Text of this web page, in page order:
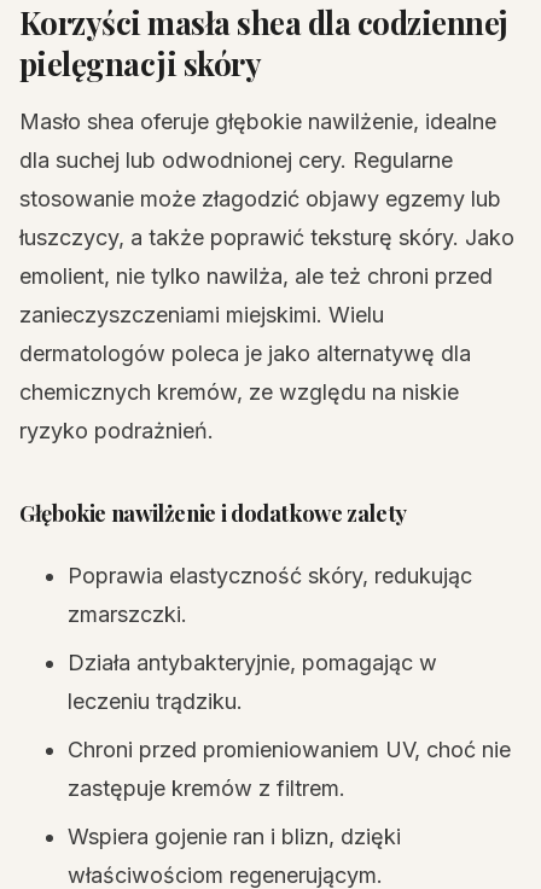
Korzyści masła shea dla codziennej
pielęgnacji skóry
Masło shea oferuje głębokie nawilżenie, idealne
dla suchej lub odwodnionej cery. Regularne
stosowanie może złagodzić objawy egzemy lub
łuszczycy, a także poprawić teksturę skóry. Jako
emolient, nie tylko nawilża, ale też chroni przed
zanieczyszczeniami miejskimi. Wielu
dermatologów poleca je jako alternatywę dla
chemicznych kremów, ze względu na niskie
ryzyko podrażnień.
Głębokie nawilżenie i dodatkowe zalety
Poprawia elastyczność skóry, redukując
zmarszczki.
Działa antybakteryjnie, pomagając w
leczeniu trądziku.
Chroni przed promieniowaniem UV, choć nie
zastępuje kremów z filtrem.
Wspiera gojenie ran i blizn, dzięki
właściwościom regenerującym.